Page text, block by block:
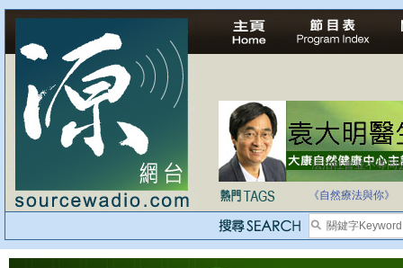
法治社會並不等同
《自然療法與你》